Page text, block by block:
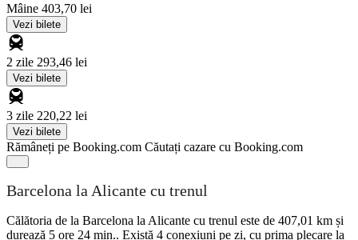
Mâine 403,70 lei
Vezi bilete
2 zile 293,46 lei
Vezi bilete
3 zile 220,22 lei
Vezi bilete
Rămâneți pe Booking.com Căutați cazare cu Booking.com
Barcelona la Alicante cu trenul
Călătoria de la Barcelona la Alicante cu trenul este de 407,01 km și
durează 5 ore 24 min.. Există 4 conexiuni pe zi, cu prima plecare la